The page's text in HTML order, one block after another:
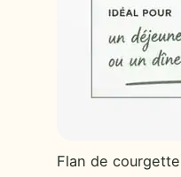
Flan de